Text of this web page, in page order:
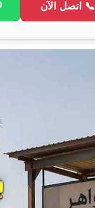
📞 اتصل الآن